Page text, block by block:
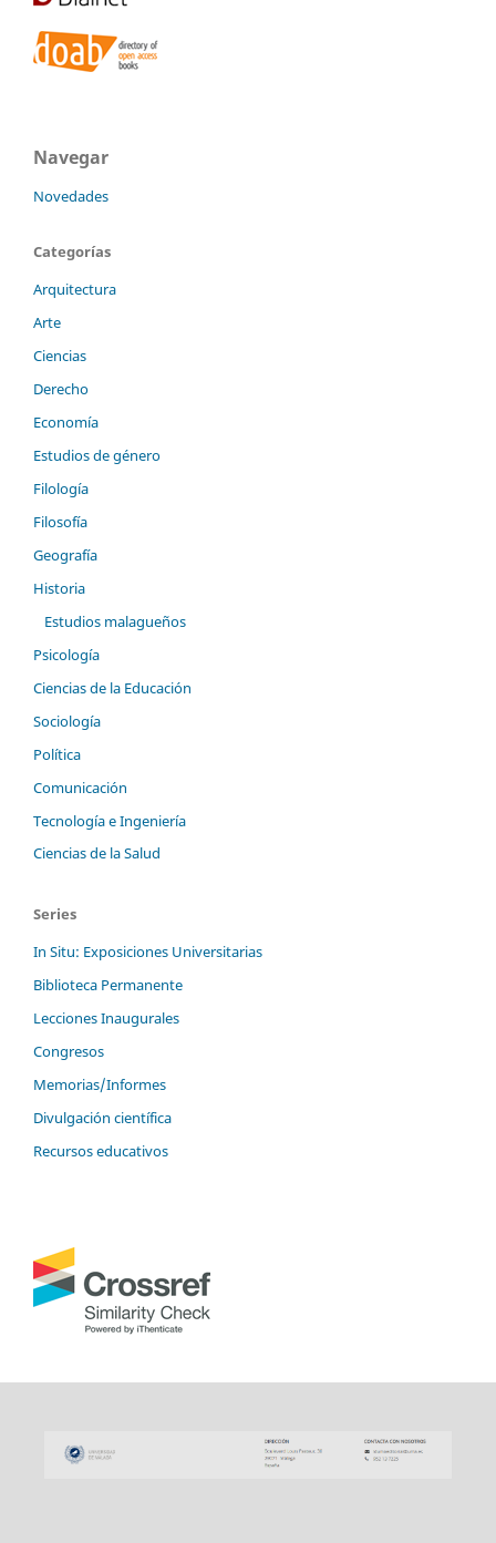
Navegar
Novedades
Categorías
Arquitectura
Arte
Ciencias
Derecho
Economía
Estudios de género
Filología
Filosofía
Geografía
Historia
Estudios malagueños
Psicología
Ciencias de la Educación
Sociología
Política
Comunicación
Tecnología e Ingeniería
Ciencias de la Salud
Series
In Situ: Exposiciones Universitarias
Biblioteca Permanente
Lecciones Inaugurales
Congresos
Memorias/Informes
Divulgación científica
Recursos educativos